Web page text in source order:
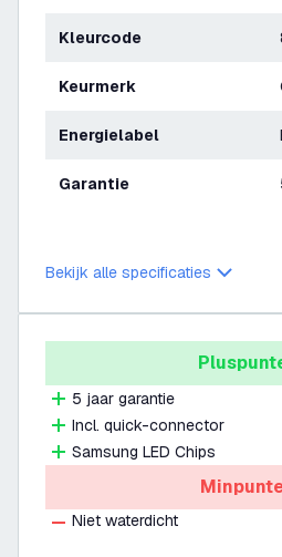
Kleurcode
Keurmerk
Energielabel
Garantie
Bekijk alle specificaties
5 jaar garantie
Incl. quick-connector
Samsung LED Chips
Niet waterdicht